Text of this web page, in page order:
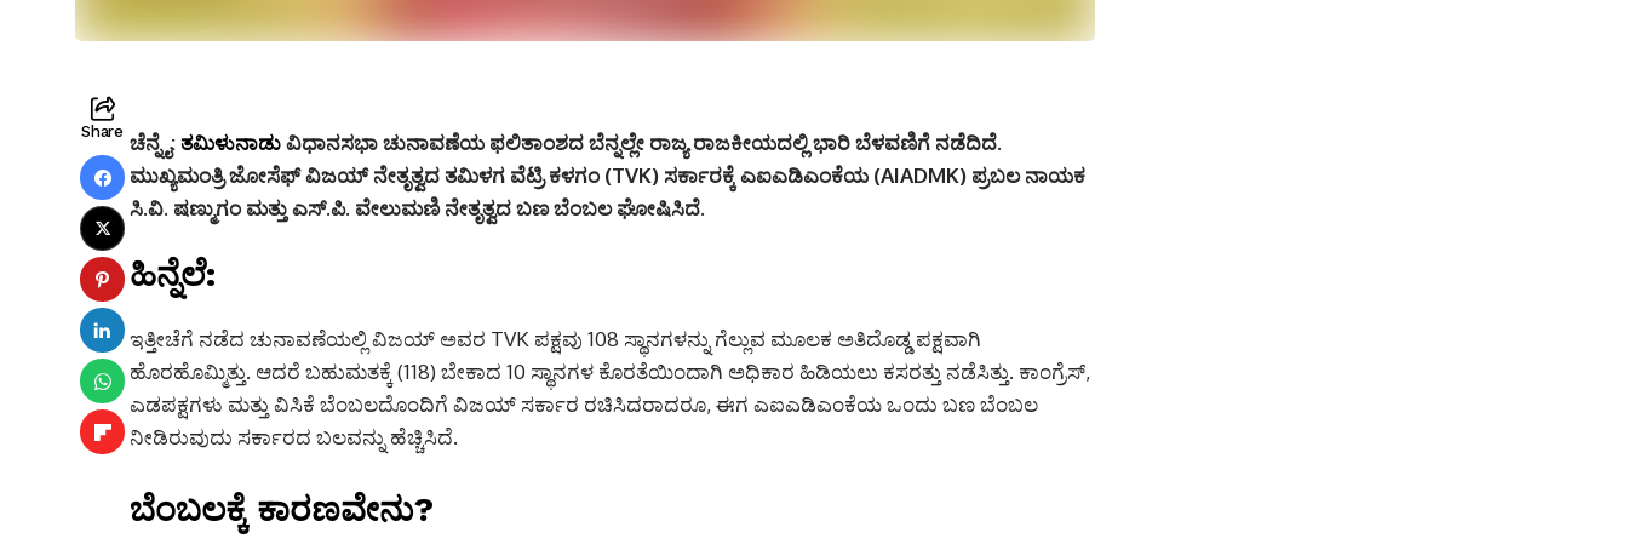
Share ಚೆನ್ನೈ:ತಮಿಳುನಾಡುವಿಧಾನಸಭಾ ಚುನಾವಣೆಯ ಫಲಿತಾಂಶದ ಬೆನ್ನಲ್ಲೇ ರಾಜ್ಯ ರಾಜಕೀಯದಲ್ಲಿ ಭಾರಿ ಬೆಳವಣಿಗೆ ನಡೆದಿದೆ.
ಮುಖ್ಯಮಂತ್ರಿ ಜೋಸೆಫ್ ವಿಜಯ್ ನೇತೃತ್ವದ ತಮಿಳಗ ವೆಟ್ರಿ ಕಳಗಂ (TVK) ಸರ್ಕಾರಕ್ಕೆ ಎಐಎಡಿಎಂಕೆಯ (AIADMK) ಪ್ರಬಲ ನಾಯಕ
ಸಿ.ವಿ. ಷಣ್ಮುಗಂ ಮತ್ತು ಎಸ್.ಪಿ. ವೇಲುಮಣಿ ನೇತೃತ್ವದ ಬಣ ಬೆಂಬಲ ಘೋಷಿಸಿದೆ.
ಹಿನ್ನೆಲೆ:
ಇತ್ತೀಚೆಗೆ ನಡೆದ ಚುನಾವಣೆಯಲ್ಲಿ ವಿಜಯ್ ಅವರ TVK ಪಕ್ಷವು 108 ಸ್ಥಾನಗಳನ್ನು ಗೆಲ್ಲುವ ಮೂಲಕ ಅತಿದೊಡ್ಡ ಪಕ್ಷವಾಗಿ
ಹೊರಹೊಮ್ಮಿತ್ತು. ಆದರೆ ಬಹುಮತಕ್ಕೆ (118) ಬೇಕಾದ 10 ಸ್ಥಾನಗಳ ಕೊರತೆಯಿಂದಾಗಿ ಅಧಿಕಾರ ಹಿಡಿಯಲು ಕಸರತ್ತು ನಡೆಸಿತ್ತು. ಕಾಂಗ್ರೆಸ್,
ಎಡಪಕ್ಷಗಳು ಮತ್ತು ವಿಸಿಕೆ ಬೆಂಬಲದೊಂದಿಗೆ ವಿಜಯ್ ಸರ್ಕಾರ ರಚಿಸಿದರಾದರೂ, ಈಗ ಎಐಎಡಿಎಂಕೆಯ ಒಂದು ಬಣ ಬೆಂಬಲ
ನೀಡಿರುವುದು ಸರ್ಕಾರದ ಬಲವನ್ನು ಹೆಚ್ಚಿಸಿದೆ.
ಬೆಂಬಲಕ್ಕೆ ಕಾರಣವೇನು?